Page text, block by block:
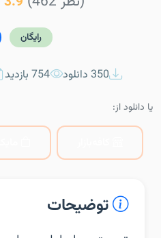
رایگان
350 دانلود 754 بازدید
یا دانلود از:
توضیحات